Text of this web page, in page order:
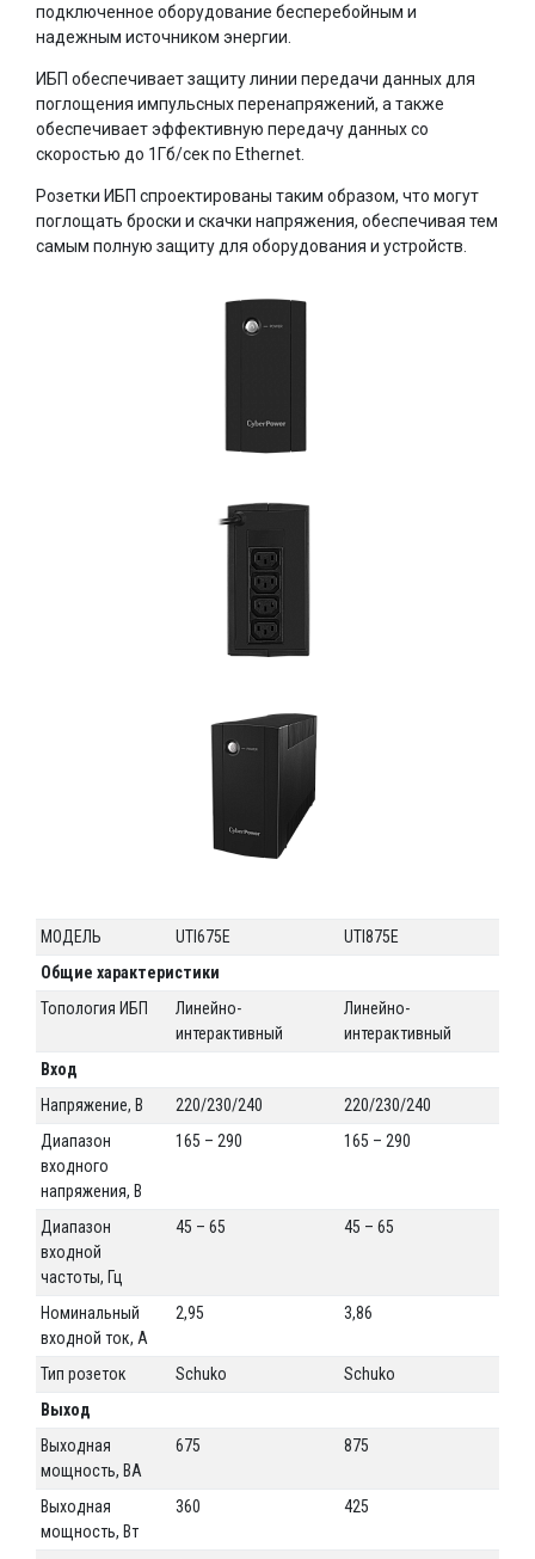
подключенное оборудование бесперебойным и
надежным источником энергии.
ИБП обеспечивает защиту линии передачи данных для
поглощения импульсных перенапряжений, а также
обеспечивает эффективную передачу данных со
скоростью до 1Гб/сек по Ethernet.
Розетки ИБП спроектированы таким образом, что могут
поглощать броски и скачки напряжения, обеспечивая тем
самым полную защиту для оборудования и устройств.
МОДЕЛЬ UTI675E UTI875E
Общие характеристики
Топология ИБП
Линейно-
интерактивный
Линейно-
интерактивный
Вход
Напряжение, В
220/230/240 220/230/240
Диапазон
входного
напряжения, В
165 – 290 165 – 290
Диапазон
входной
частоты, Гц
45 – 65 45 – 65
Номинальный
входной ток, А
2,95 3,86
Тип розеток Schuko Schuko
Выход
Выходная
мощность, ВА
675 875
Выходная
мощность, Вт
360 425